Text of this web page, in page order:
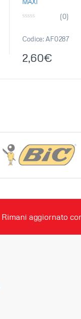
u
5
(0)
Codice: AF0287
2,60€
Rimani aggiornato